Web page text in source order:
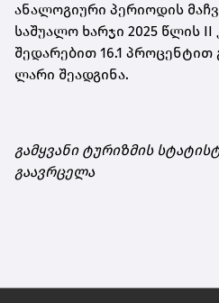
ანალოგიური პერიოდის
საშუალო ხარჯი 2025 წლის
შედარებით 16.1 პროცენტით
ლარი შეადგინა.
გამყვანი ტურიზმის
გაავრცელა